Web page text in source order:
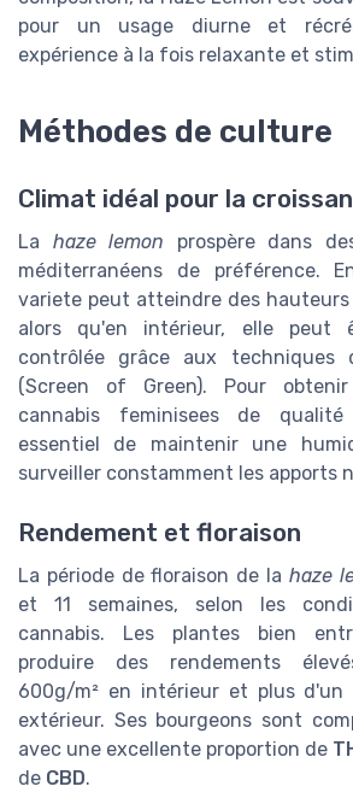
pour un usage diurne et
expérience à la fois relaxante et
Méthodes de culture
Climat idéal pour la
La haze lemon prospère dans
méditerranéens de préférence.
variete peut atteindre des hauteurs
alors qu'en intérieur, elle peut
contrôlée grâce aux techniques
(Screen of Green). Pour
cannabis feminisees de
essentiel de maintenir une
surveiller constamment les apports
Rendement et floraison
La période de floraison de la haze
et 11 semaines, selon les
cannabis. Les plantes bien
produire des rendements
600g/m² en intérieur et plus d'un
extérieur. Ses bourgeons sont
avec une excellente proportion de
de CBD.